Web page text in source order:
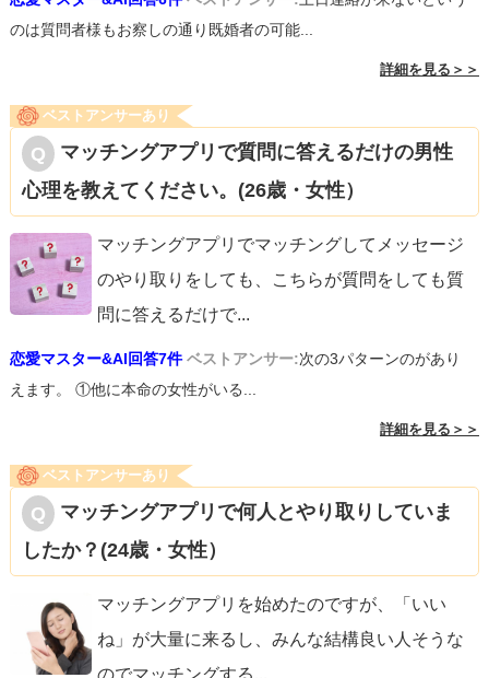
のは質問者様もお察しの通り既婚者の可能...
詳細を見る＞＞
ベストアンサーあり
マッチングアプリで質問に答えるだけの男性
心理を教えてください。(26歳・女性）
マッチングアプリでマッチングしてメッセージ
のやり取りをしても、こちらが質問をしても質
問に答えるだけで...
恋愛マスター&AI回答7件 ベストアンサー:次の3パターンのがあり
えます。 ①他に本命の女性がいる...
詳細を見る＞＞
ベストアンサーあり
マッチングアプリで何人とやり取りしていま
したか？(24歳・女性）
マッチングアプリを始めたのですが、「いい
ね」が大量に来るし、みんな結構良い人そうな